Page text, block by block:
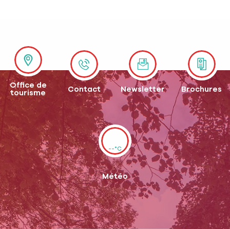
Office de
tourisme
Contact Newsletter Brochures
--°C
Météo